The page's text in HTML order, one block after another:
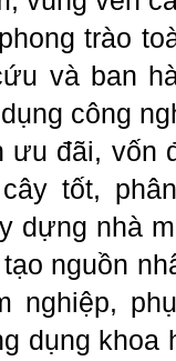
trào
và ban
công
đãi, vốn
tốt,
dựng nhà
nguồn
nghiệp,
dụng